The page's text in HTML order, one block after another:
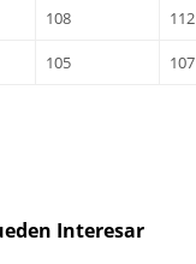
108 112
105 107
Interesar